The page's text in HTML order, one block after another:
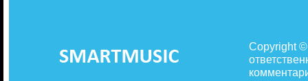
Copyright